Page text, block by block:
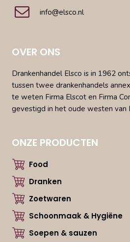
info@elsco.nl
OVER ONS
Drankenhandel Elsco is in 1962
tussen twee drankenhandels
te weten Firma Elscot en Firma
gevestigd in het oude westen van
ONZE PRODUCTEN
Food
Dranken
Zoetwaren
Schoonmaak & Hygiëne
Soepen & sauzen